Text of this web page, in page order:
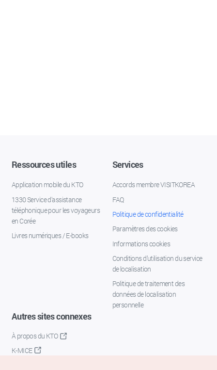
Ressources utiles
Application mobile du KTO
1330 Service d'assistance
téléphonique pour les voyageurs
en Corée
Livres numériques / E-books
Services
Accords membre VISITKOREA
FAQ
Politique de confidentialité
Paramètres des cookies
Informations cookies
Conditions d’utilisation du service
de localisation
Politique de traitement des
données de localisation
personnelle
Autres sites connexes
À propos du KTO
K-MICE